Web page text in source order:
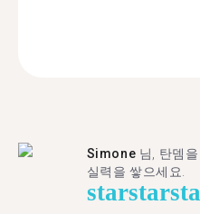
Simone 님, 탄뎀
실력을 쌓으세요.
starstar